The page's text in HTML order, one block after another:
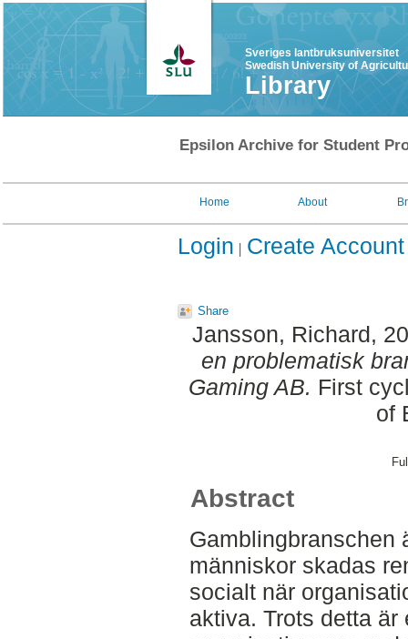
Sveriges lantbruksuniversitet
Swedish University of
Library
Epsilon Archive for Student
Home About
Login Create Account
Share
Jansson, Richard,
en problematisk
Gaming AB. First
of
Abstract
Gamblingbranschen
människor skadas
socialt när
aktiva. Trots detta är